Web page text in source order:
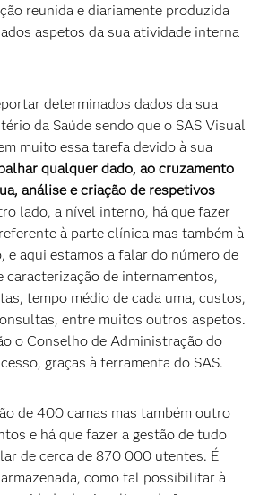
reunida e diariamente produzida
aspetos da sua atividade interna
determinados dados da sua
da Saúde sendo que o SAS Visual
muito essa tarefa devido à sua
qualquer dado, ao cruzamento
análise e criação de respetivos
lado, a nível interno, há que fazer
à parte clínica mas também à
e aqui estamos a falar do número de
caracterização de internamentos,
tempo médio de cada uma, custos,
entre muitos outros aspetos.
o Conselho de Administração do
graças à ferramenta do SAS.
de 400 camas mas também outro
e há que fazer a gestão de tudo
de cerca de 870 000 utentes. É
como tal possibilitar à